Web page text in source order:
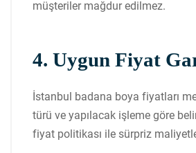
müşteriler mağdur edilmez.
4. Uygun Fiyat
İstanbul badana boya fiyatları
türü ve yapılacak işleme göre
fiyat politikası ile sürpriz